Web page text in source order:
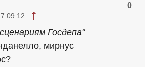
0
09:12
Госдепа"
мирнус